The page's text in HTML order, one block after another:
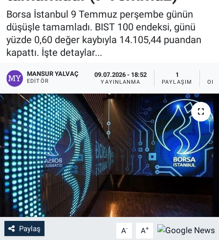
Borsa İstanbul 9 Temmuz perşembe günün
düşüşle tamamladı. BIST 100 endeksi, günü
yüzde 0,60 değer kaybıyla 14.105,44 puandan
kapattı. İşte detaylar...
MANSUR YALVAÇ
EDITÖR
09.07.2026 - 18:52
YAYINLANMA
1
PAYLAŞIM
Paylaş A- A+